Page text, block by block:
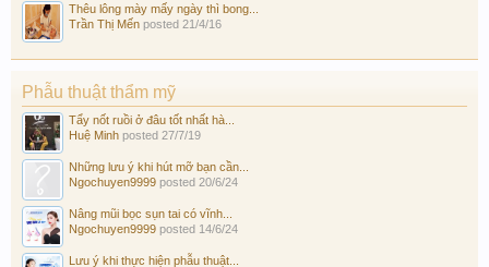
Thêu lông mày mấy ngày thì bong...
Trần Thị Mến posted 21/4/16
Phẫu thuật thẩm mỹ
Tẩy nốt ruồi ở đâu tốt nhất hà...
Huệ Minh posted 27/7/19
Những lưu ý khi hút mỡ bạn cần...
Ngochuyen9999 posted 20/6/24
Nâng mũi bọc sụn tai có vĩnh...
Ngochuyen9999 posted 14/6/24
Lưu ý khi thực hiện phẫu thuật...